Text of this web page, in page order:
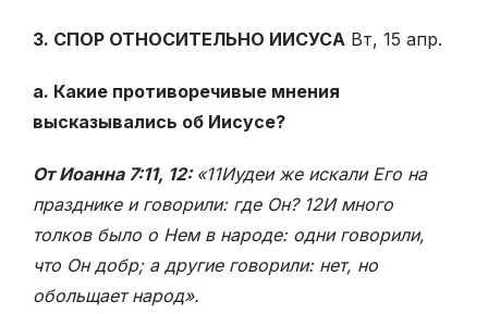
3. СПОР ОТНОСИТЕЛЬНО ИИСУСА Вт, 15 апр.
а. Какие противоречивые мнения
высказывались об Иисусе?
От Иоанна 7:11, 12: «11Иудеи же искали Его на
празднике и говорили: где Он? 12И много
толков было о Нем в народе: одни говорили,
что Он добр; а другие говорили: нет, но
обольщает народ».